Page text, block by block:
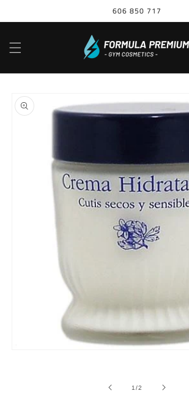
al contenido
606 850 717
a la
información
1/de
2